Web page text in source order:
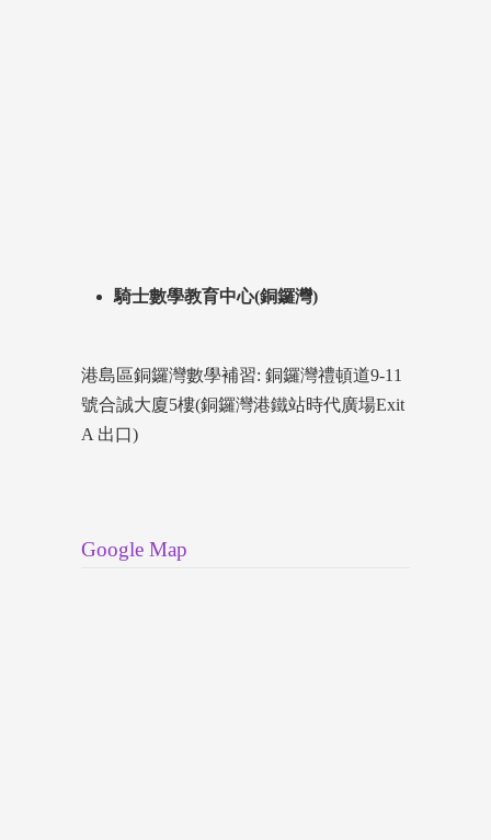
騎士數學教育中心(銅鑼灣)
港島區銅鑼灣數學補習: 銅鑼灣禮頓道9-11
號合誠大廈5樓(銅鑼灣港鐵站時代廣場Exit
A 出口)
Google Map